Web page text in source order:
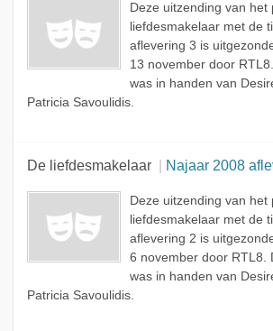
Deze uitzending van het
liefdesmakelaar met de
aflevering 3 is
13 november door
was in handen van
Patricia Savoulidis.
De liefdesmakelaar Najaar 2008
Deze uitzending van het
liefdesmakelaar met de
aflevering 2 is
6 november door RTL8.
was in handen van
Patricia Savoulidis.